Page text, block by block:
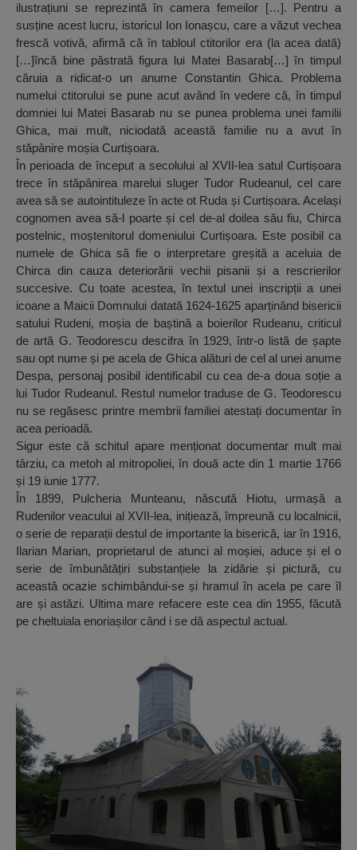
ilustrațiuni se reprezintă în camera femeilor […]. Pentru a
susține acest lucru, istoricul Ion Ionașcu, care a văzut vechea
frescă votivă, afirmă că în tabloul ctitorilor era (la acea dată)
[…]încă bine păstrată figura lui Matei Basarab[…] în timpul
căruia a ridicat-o un anume Constantin Ghica. Problema
numelui ctitorului se pune acut având în vedere că, în timpul
domniei lui Matei Basarab nu se punea problema unei familii
Ghica, mai mult, niciodată această familie nu a avut în
stăpânire moșia Curtișoara.
În perioada de început a secolului al XVII-lea satul Curtișoara
trece în stăpânirea marelui sluger Tudor Rudeanul, cel care
avea să se autointituleze în acte ot Ruda și Curtișoara. Același
cognomen avea să-l poarte și cel de-al doilea său fiu, Chirca
postelnic, moștenitorul domeniului Curtișoara. Este posibil ca
numele de Ghica să fie o interpretare greșită a aceluia de
Chirca din cauza deteriorării vechii pisanii și a rescrierilor
succesive. Cu toate acestea, în textul unei inscripții a unei
icoane a Maicii Domnului datată 1624-1625 aparținând bisericii
satului Rudeni, moșia de baștină a boierilor Rudeanu, criticul
de artă G. Teodorescu descifra în 1929, într-o listă de șapte
sau opt nume și pe acela de Ghica alături de cel al unei anume
Despa, personaj posibil identificabil cu cea de-a doua soție a
lui Tudor Rudeanul. Restul numelor traduse de G. Teodorescu
nu se regăsesc printre membrii familiei atestați documentar în
acea perioadă.
Sigur este că schitul apare menționat documentar mult mai
târziu, ca metoh al mitropoliei, în două acte din 1 martie 1766
și 19 iunie 1777.
În 1899, Pulcheria Munteanu, născută Hiotu, urmașă a
Rudenilor veacului al XVII-lea, inițiează, împreună cu localnicii,
o serie de reparații destul de importante la biserică, iar în 1916,
Ilarian Marian, proprietarul de atunci al moșiei, aduce și el o
serie de îmbunătățiri substanțiele la zidărie și pictură, cu
această ocazie schimbândui-se și hramul în acela pe care îl
are și astăzi. Ultima mare refacere este cea din 1955, făcută
pe cheltuiala enoriașilor când i se dă aspectul actual.